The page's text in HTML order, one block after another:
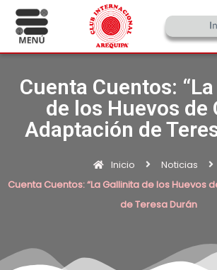
Cuenta Cuentos:
de los Huevos de
Adaptación de
Inicio
Noticias
Cuenta Cuentos: “La Gallinita de los Huevos
de Teresa Durán